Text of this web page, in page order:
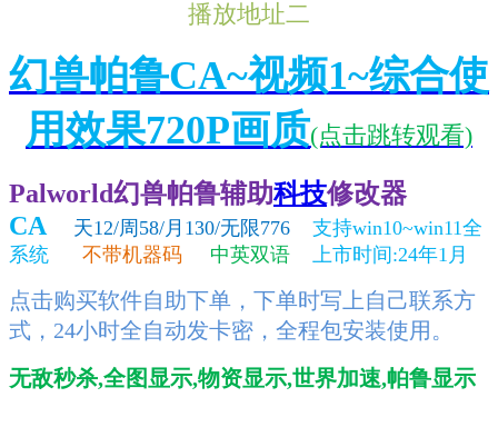
播放地址二
幻兽帕鲁CA~视频1~综合使
用效果720P画质(点击跳转观看)
Palworld幻兽帕鲁辅助科技修改器
CA
天12/周58/月130/无限776
支持win10~win11全
系统 不带机器码 中英双语 上市时间:24年1月
点击购买软件自助下单，下单时写上自己联系方
式，24小时全自动发卡密，全程包安装使用。
无敌秒杀,全图显示,物资显示,世界加速,帕鲁显示